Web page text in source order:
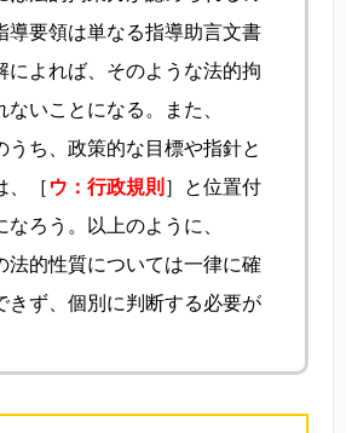
導要領は単なる指導助言文書
によれば、そのような法的拘
ないことになる。また、
うち、政策的な目標や指針と
、［ ウ：行政規則 ］と位置付
なろう。以上のように、
法的性質については一律に確
きず、個別に判断する必要が